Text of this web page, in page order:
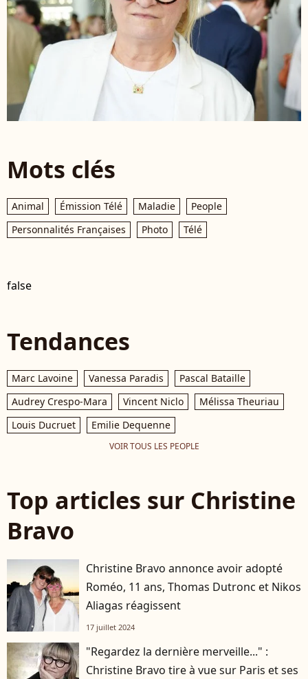
Mots clés
Animal Émission Télé Maladie
People
Personnalités Françaises
Photo Télé
false
Tendances
Marc Lavoine Vanessa Paradis
Pascal Bataille
Audrey Crespo-Mara
Vincent Niclo
Mélissa Theuriau
Louis Ducruet
Emilie Dequenne
VOIR TOUS LES PEOPLE
Top articles sur Christine
Bravo
Christine Bravo annonce avoir adopté
Roméo, 11 ans, Thomas Dutronc et Nikos
Aliagas réagissent
17 juillet 2024
"Regardez la dernière merveille..." :
Christine Bravo tire à vue sur Paris et ses